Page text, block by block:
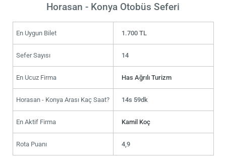
Horasan - Konya Otobüs Seferi
En Uygun Bilet 1.700 TL
Sefer Sayısı 14
En Ucuz Firma Has Ağrılı Turizm
Horasan - Konya Arası Kaç Saat? 14s 59dk
En Aktif Firma Kamil Koç
Rota Puanı 4,9